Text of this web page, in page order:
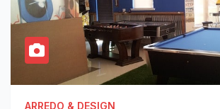
ARREDO & DESIGN